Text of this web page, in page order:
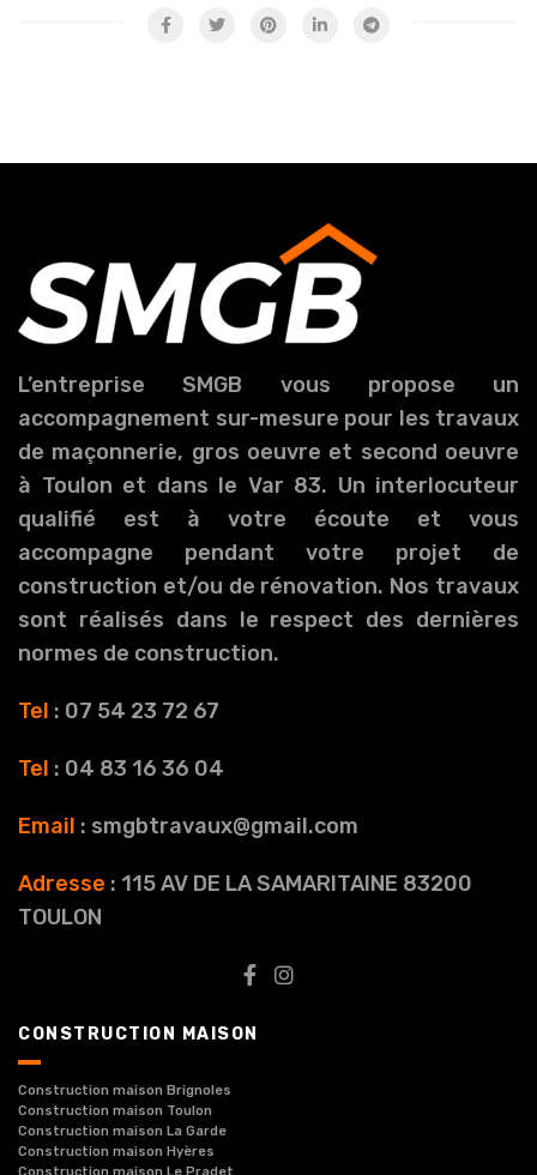
L’entreprise SMGB vous propose un
accompagnement sur-mesure pour les travaux
de maçonnerie, gros oeuvre et second oeuvre
à Toulon et dans le Var 83. Un interlocuteur
qualifié est à votre écoute et vous
accompagne pendant votre projet de
construction et/ou de rénovation. Nos travaux
sont réalisés dans le respect des dernières
normes de construction.
Tel : 07 54 23 72 67
Tel : 04 83 16 36 04
Email : smgbtravaux@gmail.com
Adresse : 115 AV DE LA SAMARITAINE 83200
TOULON
CONSTRUCTION MAISON
Construction maison Brignoles
Construction maison Toulon
Construction maison La Garde
Construction maison Hyères